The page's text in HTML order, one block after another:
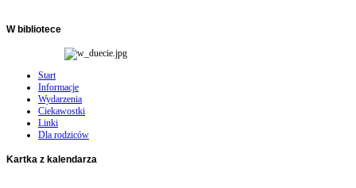
Wbibliotece
Start
Informacje
Wydarzenia
Ciekawostki
Linki
Dla rodziców
Kartka z kalendarza